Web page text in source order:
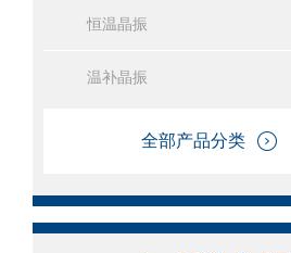
恒温晶振
温补晶振
全部产品分类